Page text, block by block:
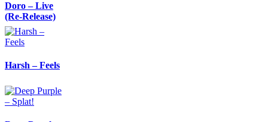
Doro – Live
(Re-Release)
Harsh – Feels